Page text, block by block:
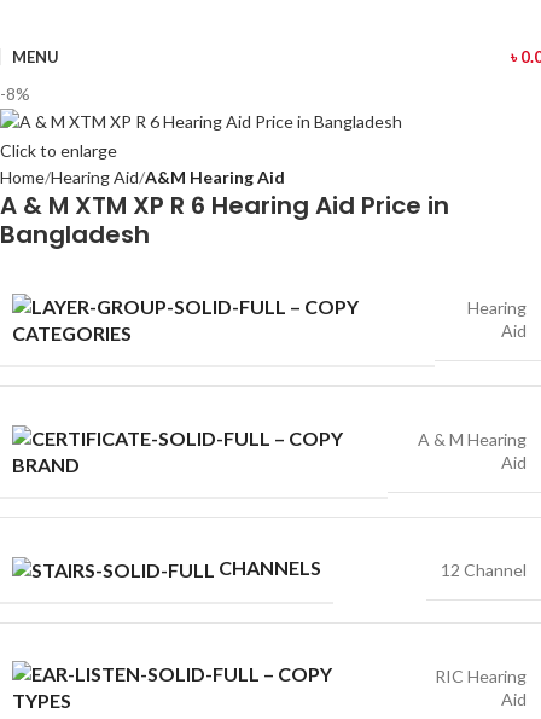
MENU ৳
-8%
Click to enlarge
Home Hearing Aid A&M Hearing Aid
A & M XTM XP R 6 Hearing Aid Price in
Bangladesh
CATEGORIES
Hearing
Aid
BRAND
A & M Hearing
Aid
CHANNELS 12 Channel
TYPES
RIC Hearing
Aid